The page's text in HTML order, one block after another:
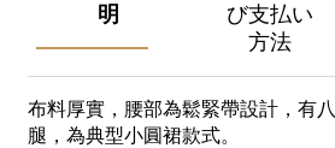
明
び支払い
方法
布料厚實，腰部為鬆緊帶設計，有
腿，為典型小圓裙款式。